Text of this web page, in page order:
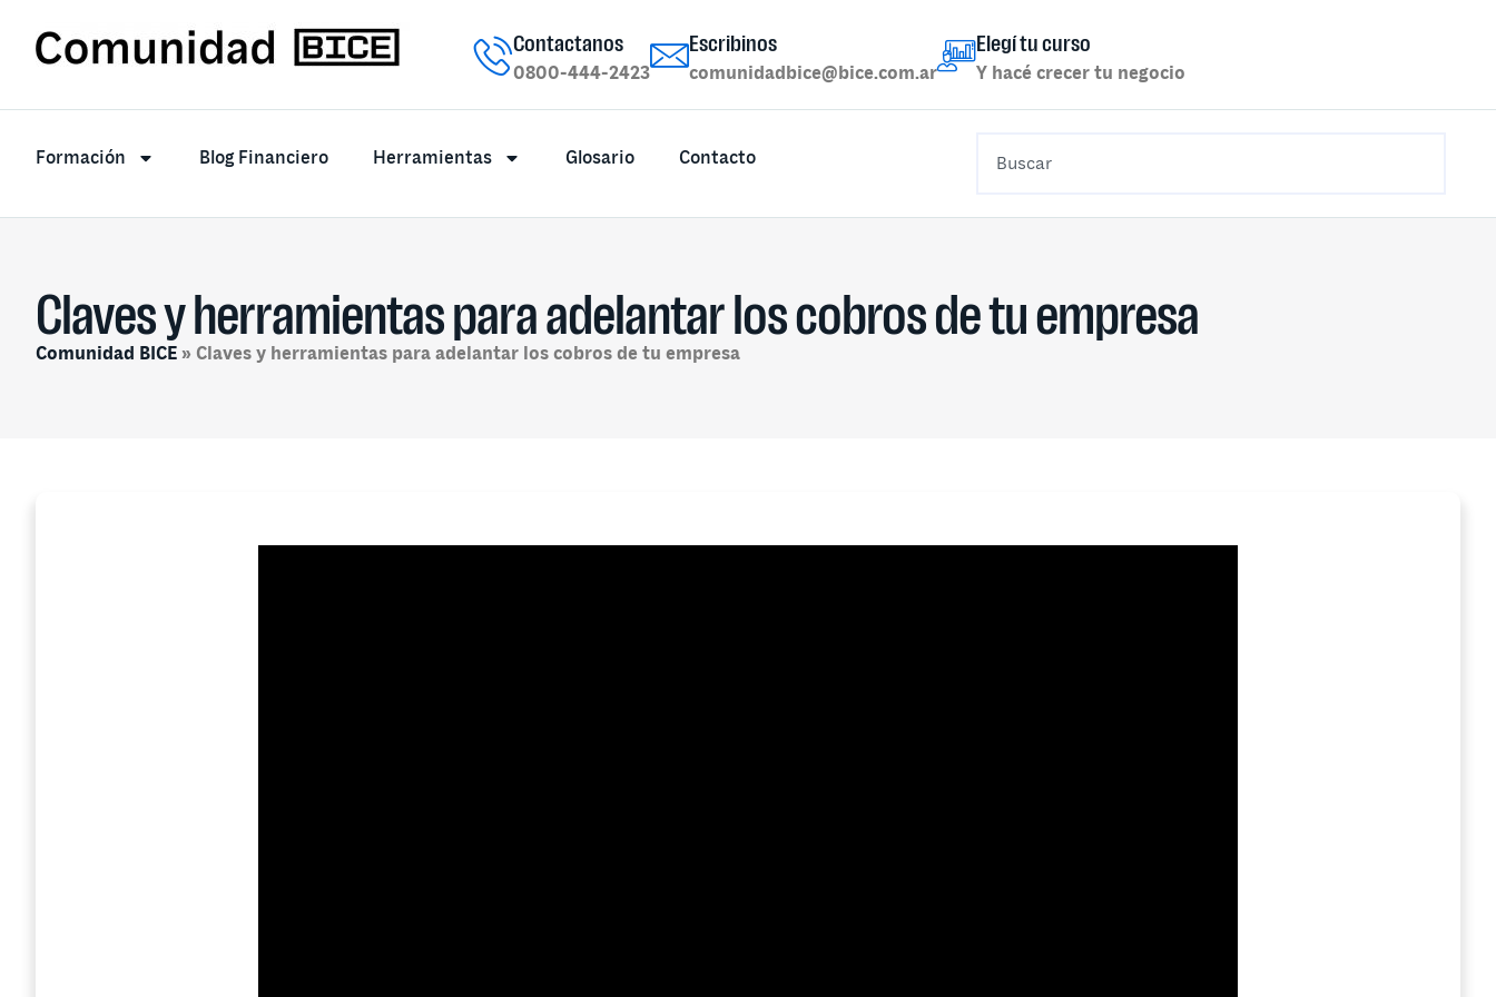
Contactanos
0800-444-2423
Escribinos
comunidadbice@bice.com.ar
Elegí tu curso
Y hacé crecer tu negocio
Formación Blog Financiero Herramientas Glosario Contacto
Claves y herramientas para adelantar los cobros de tu empresa
Comunidad BICE » Claves y herramientas para adelantar los cobros de tu empresa